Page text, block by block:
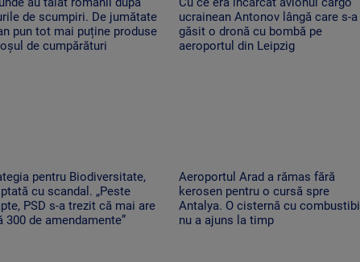
de scumpiri. De jumătate
pun tot mai puține produse
de cumpărături
ucrainean Antonov lângă care s-a
găsit o dronă cu bombă pe
aeroportul din Leipzig
pentru Biodiversitate,
cu scandal. „Peste
PSD s-a trezit că mai are
300 de amendamente”
Aeroportul Arad a rămas fără
kerosen pentru o cursă spre
Antalya. O cisternă cu combustibil
nu a ajuns la timp